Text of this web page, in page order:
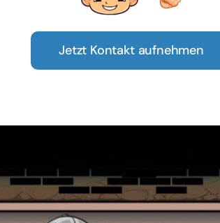
Jetzt Kontakt aufnehmen